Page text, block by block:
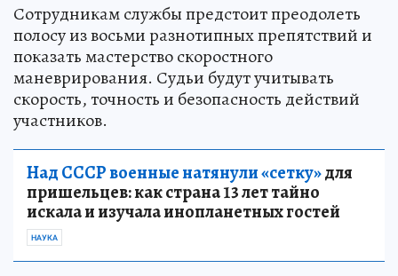
Сотрудникам службы предстоит преодолеть
полосу из восьми разнотипных препятствий и
показать мастерство скоростного
маневрирования. Судьи будут учитывать
скорость, точность и безопасность действий
участников.
Над СССР военные натянули «сетку»для
пришельцев: как страна 13 лет тайно
искала и изучала инопланетных гостей
НАУКА